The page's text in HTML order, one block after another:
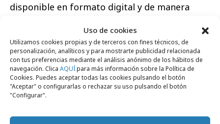
Uso de cookies
Utilizamos cookies propias y de terceros con fines técnicos, de
personalización, analíticos y para mostrarte publicidad relacionada
con tus preferencias mediante el análisis anónimo de los hábitos de
navegación. Clica AQUÍpara más información sobre la Política de
Cookies. Puedes aceptar todas las cookies pulsando el botón
"Aceptar" o configurarlas o rechazar su uso pulsando el botón
"Configurar".
disponible en formato digital y de manera
Para formato en papel habrá que esperar
unos días. Además, todas las personas que
quieran conocer estos locales idílicos de la
mano de Corona y su lima
y disfrutar de su ritual refrescante podrán
experiencias personalizadas diseñadas por la